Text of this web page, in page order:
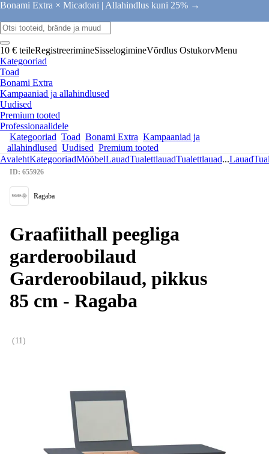
Bonami Extra × Micadoni | Allahindlus kuni 25% →
10 € teileRegistreerimineSisselogimineVõrdlus OstukorvMenu
Kategooriad
Toad
Bonami Extra
Kampaaniad ja allahindlused
Uudised
Premium tooted
Professionaalidele
Kategooriad Toad Bonami Extra Kampaaniad ja
allahindlused Uudised Premium tooted
AvalehtKategooriadMööbelLauadTualettlauadTualettlauad...Lauad
ID: 655926
Ragaba
Graafiithall peegliga
garderoobilaud
Garderoobilaud, pikkus
85 cm - Ragaba
(11 )